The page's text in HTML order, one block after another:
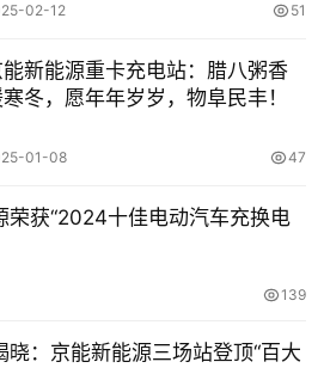
02-12 51
能新能源重卡充电站：腊八粥香
冬，愿年年岁岁，物阜民丰！
01-08 47
荣获“2024十佳电动汽车充换电
139
：京能新能源三场站登顶“百大